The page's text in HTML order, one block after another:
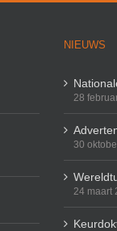
NIEUWS
28
30
24 maart